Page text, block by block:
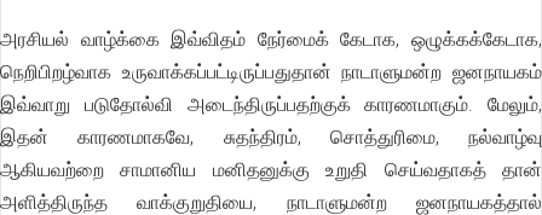
அரசியல் வாழ்க்கை இவ்விதம் நேர்மைக் கேடாக, ஒழுக்கக்கேடாக,
நெறிபிறழ்வாக உருவாக்கப்பட்டிருப்பதுதான் நாடாளுமன்ற ஜனநாயகம்
இவ்வாறு படுதோல்வி அடைந்திருப்பதற்குக் காரணமாகும். மேலும்,
இதன் காரணமாகவே, சுதந்திரம், சொத்துரிமை, நல்வாழ்வு
ஆகியவற்றை சாமானிய மனிதனுக்கு உறுதி செய்வதாகத் தான்
அளித்திருந்த வாக்குறுதியை, நாடாளுமன்ற ஜனநாயகத்தால்